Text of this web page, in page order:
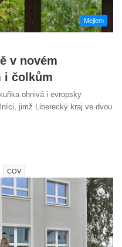
Mejlem
v novém
i čolkům
ohnivá i evropsky
jimž Liberecký kraj ve dvou
COV